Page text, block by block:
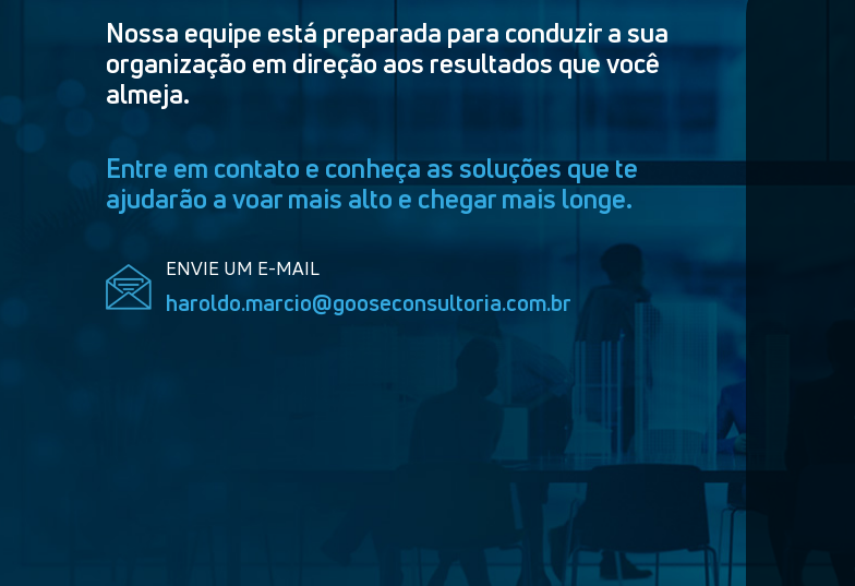
Nossa equipe está preparada para conduzir a sua
organização em direção aos resultados que você
almeja.
Entre em contato e conheça as soluções que te
ajudarão a voar mais alto e chegar mais longe.
ENVIE UM E-MAIL
haroldo.marcio@gooseconsultoria.com.br